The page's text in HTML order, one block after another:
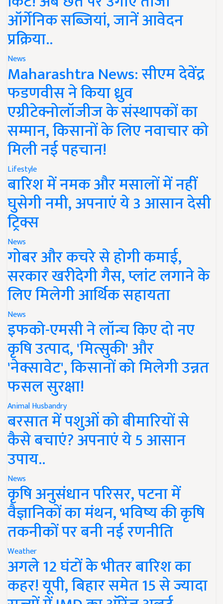
ऑर्गेनिक सब्जियां, जानें आवेदन
प्रक्रिया..
News
Maharashtra News: सीएम देवेंद्र
फडणवीस ने किया ध्रुव
एग्रीटेक्नोलॉजीज के संस्थापकों का
सम्मान, किसानों के लिए नवाचार को
मिली नई पहचान!
Lifestyle
बारिश में नमक और मसालों में नहीं
घुसेगी नमी, अपनाएं ये 3 आसान देसी
ट्रिक्स
News
गोबर और कचरे से होगी कमाई,
सरकार खरीदेगी गैस, प्लांट लगाने के
लिए मिलेगी आर्थिक सहायता
News
इफको-एमसी ने लॉन्च किए दो नए
कृषि उत्पाद, 'मित्सुकी' और
'नेक्सावेट', किसानों को मिलेगी उन्नत
फसल सुरक्षा!
Animal Husbandry
बरसात में पशुओं को बीमारियों से
कैसे बचाएं? अपनाएं ये 5 आसान
उपाय..
News
कृषि अनुसंधान परिसर, पटना में
वैज्ञानिकों का मंथन, भविष्य की कृषि
तकनीकों पर बनी नई रणनीति
Weather
अगले 12 घंटों के भीतर बारिश का
कहर! यूपी, बिहार समेत 15 से ज्यादा